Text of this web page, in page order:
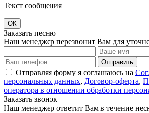
Текст сообщения
ОК
Заказать песню
Наш менеджер перезвонит Вам для
Отправить
Отправляя форму я соглашаюсь на
персональных данных, Договор-оферта,
оператора в отношении обработки
Заказать звонок
Наш менеджер ответит Вам в течение